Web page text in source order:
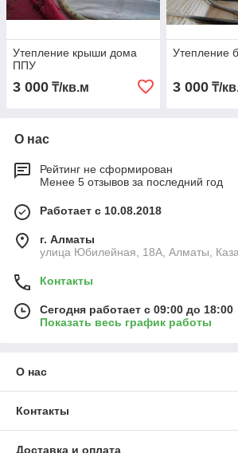
Утепление крыши дома
ППУ
3 000 ₸/кв.м
Утепление
3 000₸/
О нас
Рейтинг не сформирован
Менее 5 отзывов за последний год
Работает с 10.08.2018
г. Алматы
улица Юбилeйнaя, 18А, Алматы,
Контакты
Сегодня работает с 09:00 до 18:00
Показать весь график работы
О нас
Контакты
Доставка и оплата